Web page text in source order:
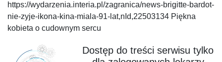
https://wydarzenia.interia.pl/zagranica/news-brigitte-bardot-
nie-zyje-ikona-kina-miala-91-lat,nId,22503134 Piękna
kobieta o cudownym sercu
Dostęp do treści serwisu tylko